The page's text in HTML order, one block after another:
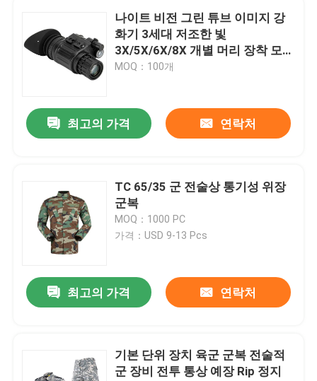
나이트 비전 그린 튜브 이미지 강
화기 3세대 저조한 빛
3X/5X/6X/8X 개별 머리 장착 모노
클러 쌍안경
MOQ：100개
최고의 가격 연락처
TC 65/35 군 전술상 통기성 위장
군복
MOQ：1000 PC
가격：USD 9-13 Pcs
최고의 가격 연락처
기본 단위 장치 육군 군복 전술적
군 장비 전투 통상 예장 Rip 정지